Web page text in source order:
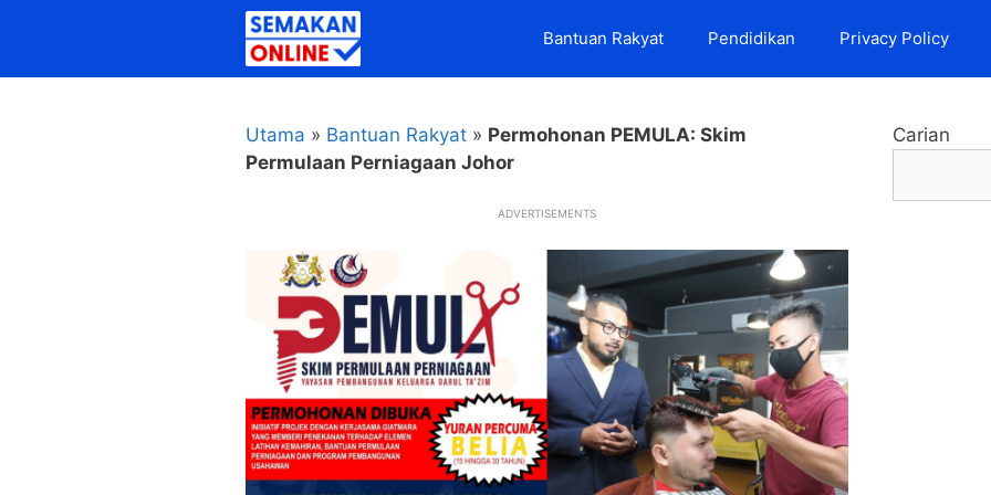
Bantuan Rakyat Pendidikan Privacy Policy
Utama » Bantuan Rakyat » Permohonan PEMULA: Skim
Permulaan Perniagaan Johor
ADVERTISEMENTS
Carian